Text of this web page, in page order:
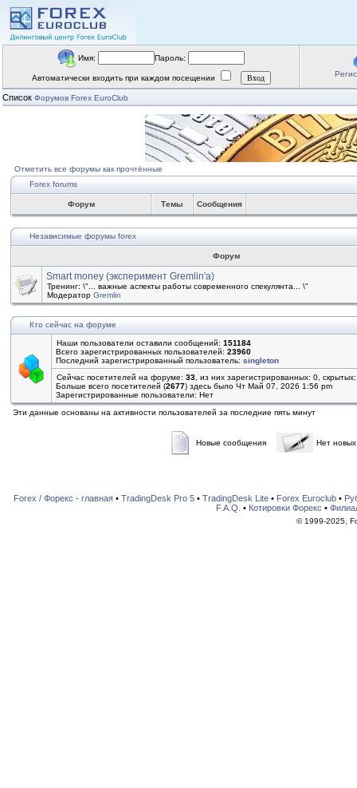
Имя: Пароль:
Автоматически входить при каждом посещении
Список Форумов Forex EuroClub
Отметить все форумы как прочтённые
Forex forums
Форум Темы Сообщения
Независимые форумы forex
Форум
Smart money (эксперимент Gremlin'a)
Тренинг: \"... важные аспекты работы современного спекулянта... \"
Модератор Gremlin
Кто сейчас на форуме
Наши пользователи оставили сообщений: 151184
Всего зарегистрированных пользователей: 23960
Последний зарегистрированный пользователь: singleton
Сейчас посетителей на форуме: 33 , из них зарегистрированных: 0,
Больше всего посетителей (2677) здесь было Чт Май 07, 2026 1:56 pm
Зарегистрированные пользователи: Нет
Эти данные основаны на активности пользователей за последние пять минут
Новые сообщения Нет
Forex / Форекс - главная• TradingDesk Pro 5• TradingDesk Lite• Forex Euroclub•
F.A.Q. • Котировки Форекс •
© 1999-2025,